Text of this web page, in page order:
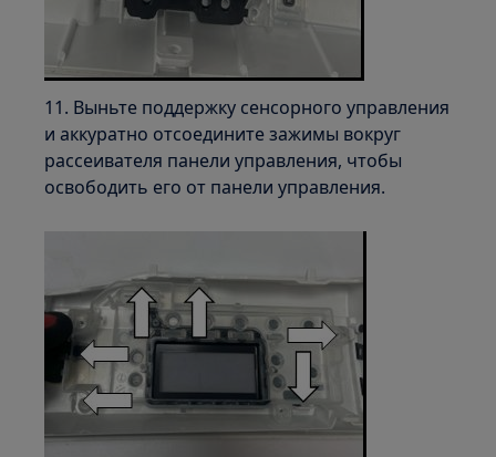
11. Выньте поддержку сенсорного управления
и аккуратно отсоедините зажимы вокруг
рассеивателя панели управления, чтобы
освободить его от панели управления.